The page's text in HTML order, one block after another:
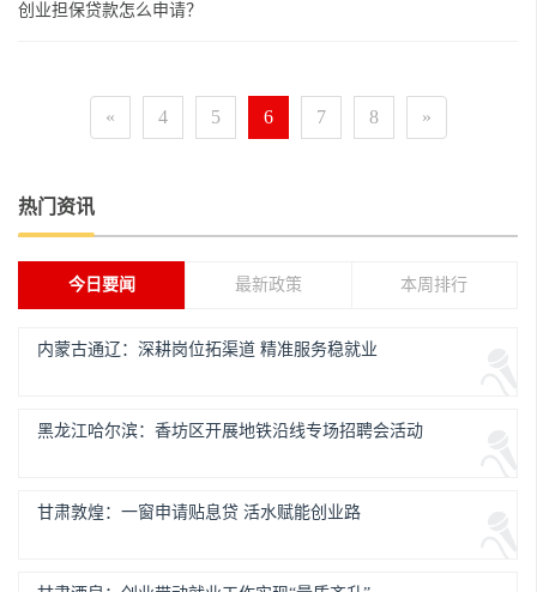
创业担保贷款怎么申请？
« 4 5 6 7 8 »
热门资讯
今日要闻 最新政策 本周排行
内蒙古通辽：深耕岗位拓渠道 精准服务稳就业
黑龙江哈尔滨：香坊区开展地铁沿线专场招聘会活动
甘肃敦煌：一窗申请贴息贷 活水赋能创业路